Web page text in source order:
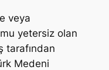
veya
yetersiz olan
tarafından
Medeni